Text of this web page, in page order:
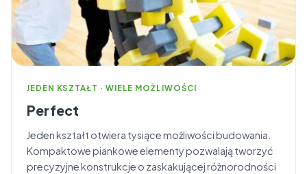
JEDEN KSZTAŁT · WIELE MOŻLIWOŚCI
Perfect
Jeden kształt otwiera tysiące możliwości budowania.
Kompaktowe piankowe elementy pozwalają tworzyć
precyzyjne konstrukcje o zaskakującej różnorodności